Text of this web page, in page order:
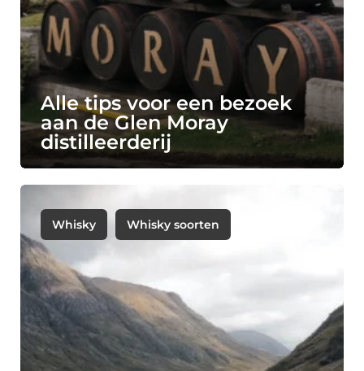
Alle tips voor een bezoek
aan de Glen Moray
distilleerderij
Whisky Whisky soorten